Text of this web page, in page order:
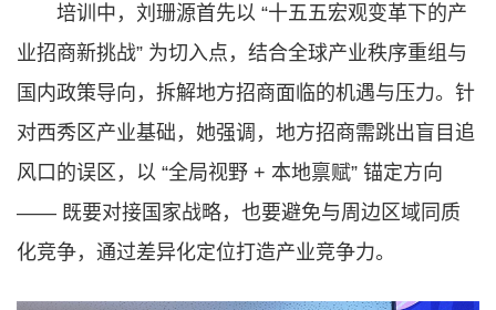
培训中，刘珊源首先以 “十五五宏观变革下的产
业招商新挑战” 为切入点，结合全球产业秩序重组与
国内政策导向，拆解地方招商面临的机遇与压力。针
对西秀区产业基础，她强调，地方招商需跳出盲目追
风口的误区，以 “全局视野 + 本地禀赋” 锚定方向
—— 既要对接国家战略，也要避免与周边区域同质
化竞争，通过差异化定位打造产业竞争力。